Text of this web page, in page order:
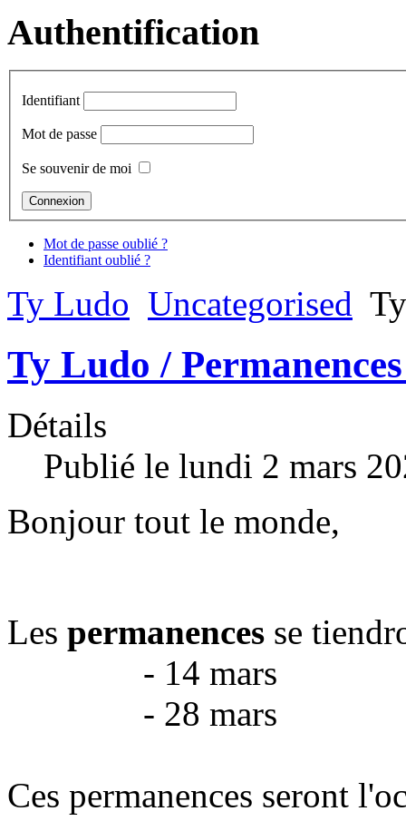
Authentification
Identifiant
Mot de passe
Se souvenir de moi
Mot de passe oublié ?
Identifiant oublié ?
Ty Ludo Uncategorised
Ty Ludo /
Détails
Publié le lundi 2 mars
Bonjour tout le monde,
Les permanences se
- 14 mars
- 28 mars
Ces permanences seront